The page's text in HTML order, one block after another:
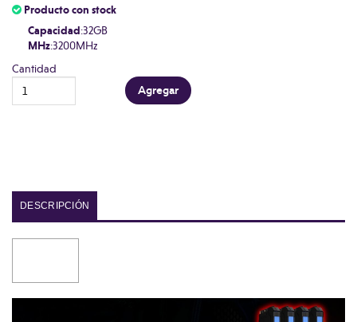
Producto con stock
Capacidad:32GB
MHz:3200MHz
Cantidad
DESCRIPCIÓN
Video Player